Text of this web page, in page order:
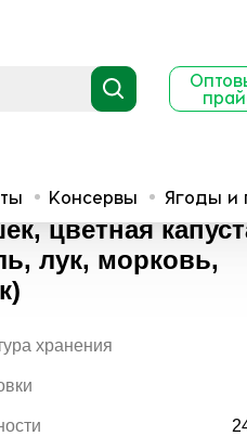
Консервы Ягоды и
смесь
цветная
лук, морковь,
хранения